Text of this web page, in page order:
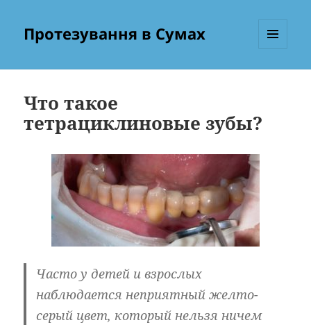
Протезування в Сумах
Что такое
тетрациклиновые зубы?
Часто у детей и взрослых
наблюдается неприятный желто-
серый цвет, который нельзя ничем